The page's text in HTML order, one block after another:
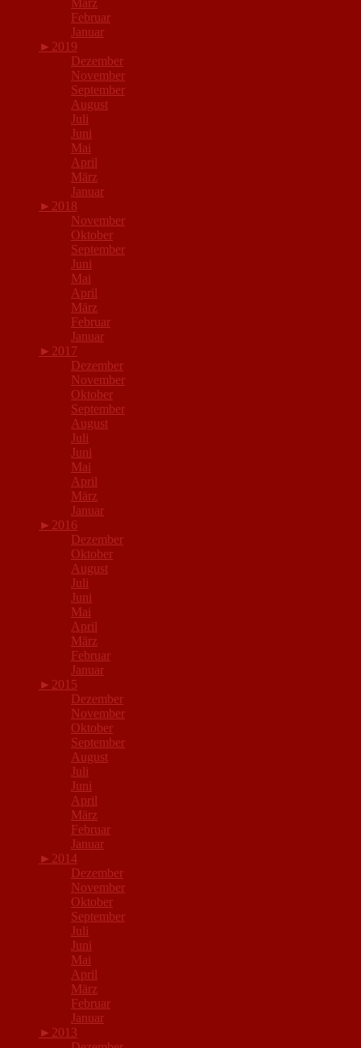
März
Februar
Januar
► 2019
Dezember
November
September
August
Juli
Juni
Mai
April
März
Januar
► 2018
November
Oktober
September
Juni
Mai
April
März
Februar
Januar
► 2017
Dezember
November
Oktober
September
August
Juli
Juni
Mai
April
März
Januar
► 2016
Dezember
Oktober
August
Juli
Juni
Mai
April
März
Februar
Januar
► 2015
Dezember
November
Oktober
September
August
Juli
Juni
April
März
Februar
Januar
► 2014
Dezember
November
Oktober
September
Juli
Juni
Mai
April
März
Februar
Januar
► 2013